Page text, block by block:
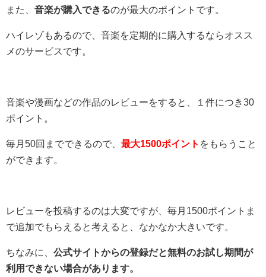
また、 音楽が購入できるのが最大のポイントです。
ハイレゾもあるので、音楽を定期的に購入するならオスス
メのサービスです。
音楽や漫画などの作品のレビューをすると、１件につき30
ポイント。
毎月50回までできるので、 最大1500ポイント をもらうこと
ができます。
レビューを投稿するのは大変ですが、毎月1500ポイントま
で追加でもらえると考えると、なかなか大きいです。
ちなみに、 公式サイトからの登録だと無料のお試し期間が
利用できない場合があります。